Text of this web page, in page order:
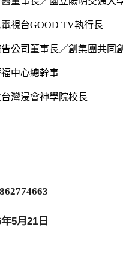
視台GOOD TV執行長
公司董事長／創集團共同
中心總幹事
灣浸會神學院校長
年5月 21 日